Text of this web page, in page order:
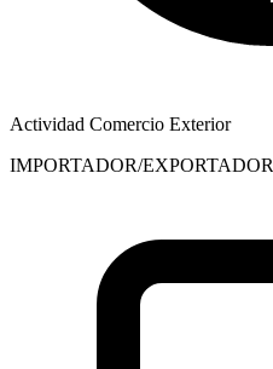
Actividad Comercio Exterior
IMPORTADOR/EXPORTADOR